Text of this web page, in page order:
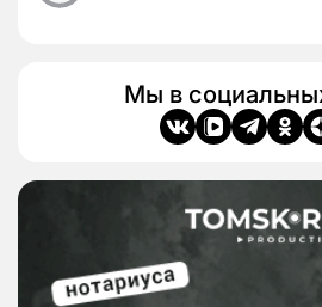
Мы в